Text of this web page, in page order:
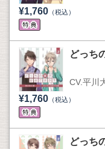
¥1,760 （税込）
どっち
CV.平川
¥1,760 （税込）
どっち